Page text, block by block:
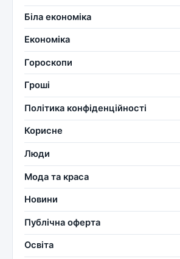
Біла економіка
Економіка
Гороскопи
Гроші
Політика конфіденційності
Корисне
Люди
Мода та краса
Новини
Публічна оферта
Освіта